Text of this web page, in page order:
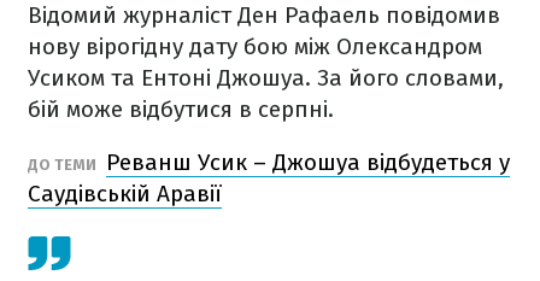
Відомий журналіст Ден Рафаель повідомив
нову вірогідну дату бою між Олександром
Усиком та Ентоні Джошуа. За його словами,
бій може відбутися в серпні.
ДО ТЕМИ
Реванш Усик – Джошуа відбудеться у
Саудівській Аравії